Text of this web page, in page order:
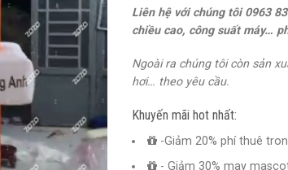
Liên hệ với chúng tôi 0963
chiều cao, công suất máy…
Ngoài ra chúng tôi còn sản
hơi… theo yêu cầu.
Khuyến mãi hot nhất:
-Giảm 20% phí thuê
- Giảm 30% may